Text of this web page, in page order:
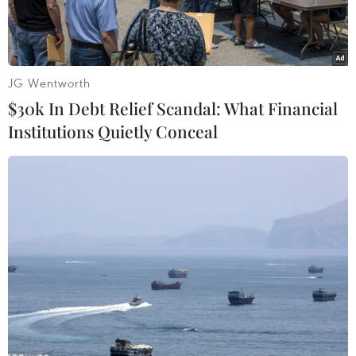
DC ngày 20/4/2023. (Ảnh: Kyodo/TTXVN)
Ngày 8/5, Bộ trưởng Tài chính Mỹ Janet Yellen
cho biết giá cổ phiếu của một số ngân hàng khu
vực vẫn đang chịu sức ép, song lượng tiền gửi
JG Wentworth
$30k In Debt Relief Scandal: What Financial
Institutions Quietly Conceal